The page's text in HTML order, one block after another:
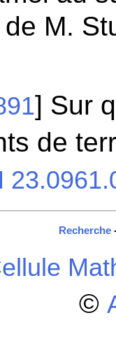
de M.
] Sur
de
Recherche
©